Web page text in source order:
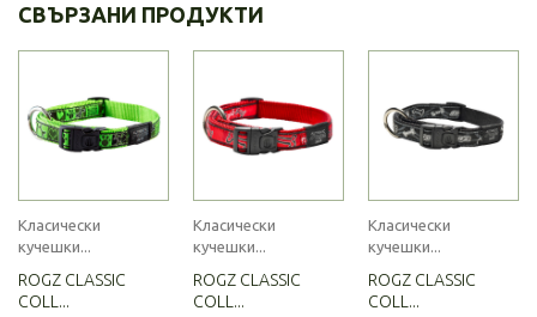
СВЪРЗАНИ ПРОДУКТИ
Класически
кучешки...
ROGZ CLASSIC
COLL...
Класически
кучешки...
ROGZ CLASSIC
COLL...
Класически
кучешки...
ROGZ CLASSIC
COLL...